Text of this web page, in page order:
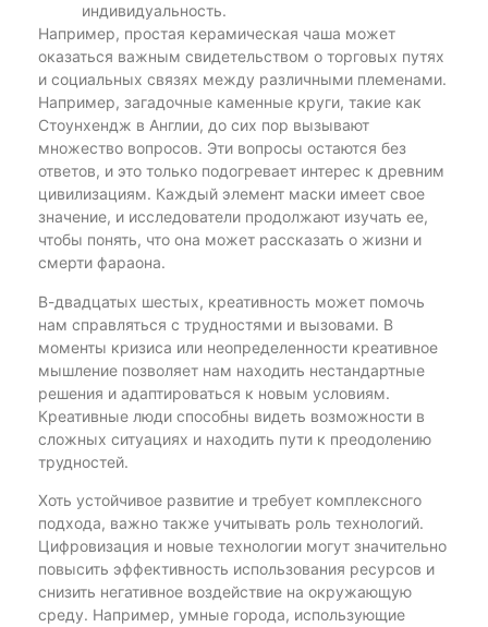
индивидуальность.
Например, простая керамическая чаша может
оказаться важным свидетельством о торговых путях
и социальных связях между различными племенами.
Например, загадочные каменные круги, такие как
Стоунхендж в Англии, до сих пор вызывают
множество вопросов. Эти вопросы остаются без
ответов, и это только подогревает интерес к древним
цивилизациям. Каждый элемент маски имеет свое
значение, и исследователи продолжают изучать ее,
чтобы понять, что она может рассказать о жизни и
смерти фараона.
В-двадцатых шестых, креативность может помочь
нам справляться с трудностями и вызовами. В
моменты кризиса или неопределенности креативное
мышление позволяет нам находить нестандартные
решения и адаптироваться к новым условиям.
Креативные люди способны видеть возможности в
сложных ситуациях и находить пути к преодолению
трудностей.
Хоть устойчивое развитие и требует комплексного
подхода, важно также учитывать роль технологий.
Цифровизация и новые технологии могут значительно
повысить эффективность использования ресурсов и
снизить негативное воздействие на окружающую
среду. Например, умные города, использующие